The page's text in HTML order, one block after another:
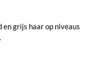
grijs haar op niveaus